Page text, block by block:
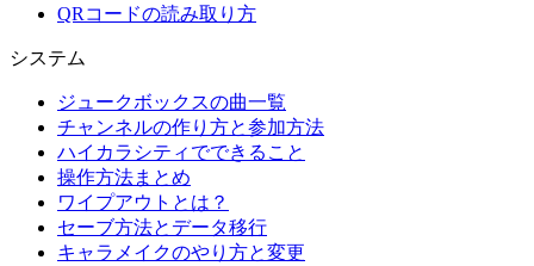
QRコードの読み取り方
システム
ジュークボックスの曲一覧
チャンネルの作り方と参加方法
ハイカラシティでできること
操作方法まとめ
ワイプアウトとは？
セーブ方法とデータ移行
キャラメイクのやり方と変更